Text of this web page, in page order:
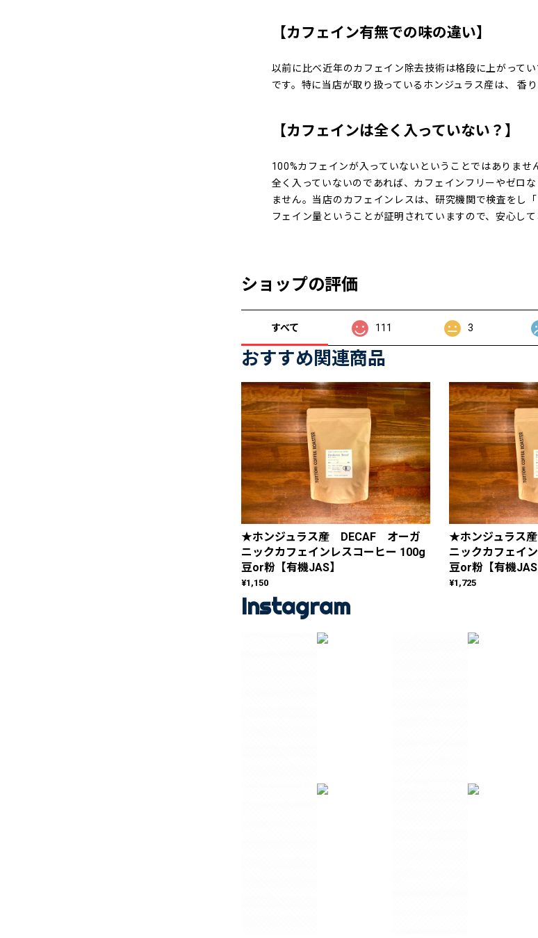
【カフェイン有無での味の違い】
以前に比べ近年のカフェイン除去技術は格段に上がって
です。特に当店が取り扱っているホンジュラス産は、 香
【カフェインは全く入っていない？】
100%カフェインが入っていないということではありませ
全く入っていないのであれば、カフェインフリーやゼロ
ません。当店のカフェインレスは、研究機関で検査をし
フェイン量ということが証明されていますので、安心して
ショップの評価
すべて 111 3
おすすめ関連商品
★ホンジュラス産 DECAF オーガ
ニックカフェインレスコーヒー 100g
豆or粉【有機JAS】
¥1,150
★ホンジュラス
ニックカフェイ
豆or粉【有機JAS
¥1,725
Instagram